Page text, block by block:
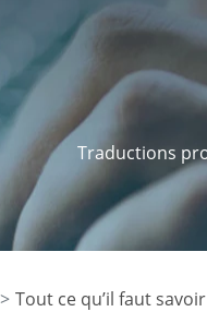
Traductions
Tout ce qu’il faut